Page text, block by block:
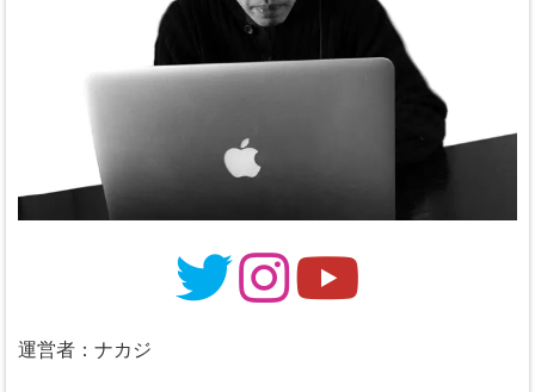
運営者：ナカジ